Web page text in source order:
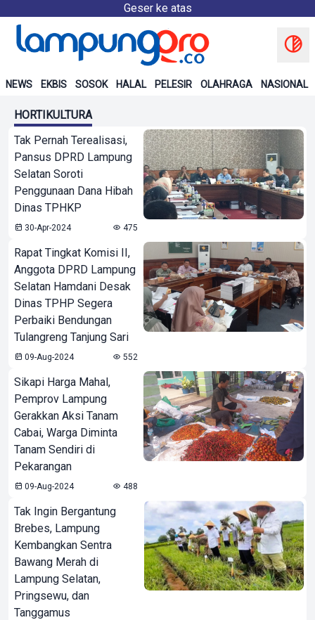
Geser ke atas
NEWS EKBIS SOSOK HALAL PELESIR OLAHRAGA NASIONAL
HORTIKULTURA
Tak Pernah Terealisasi,
Pansus DPRD Lampung
Selatan Soroti
Penggunaan Dana Hibah
Dinas TPHKP
30-Apr-2024 475
Rapat Tingkat Komisi II,
Anggota DPRD Lampung
Selatan Hamdani Desak
Dinas TPHP Segera
Perbaiki Bendungan
Tulangreng Tanjung Sari
09-Aug-2024 552
Sikapi Harga Mahal,
Pemprov Lampung
Gerakkan Aksi Tanam
Cabai, Warga Diminta
Tanam Sendiri di
Pekarangan
09-Aug-2024 488
Tak Ingin Bergantung
Brebes, Lampung
Kembangkan Sentra
Bawang Merah di
Lampung Selatan,
Pringsewu, dan
Tanggamus